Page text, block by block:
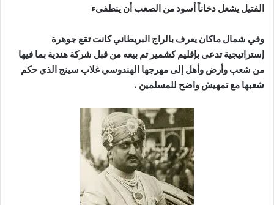
أسود من الصعب أن ينطفىء
يعرف بالراج البريطاني كانت تقع جوهرة
بإقليم كشمير تم بيعه من قبل شركة هندية بما فيها
إلى مهرجها الهندوسي غلاب سينج الذي حكم
واضح للمسلمين .